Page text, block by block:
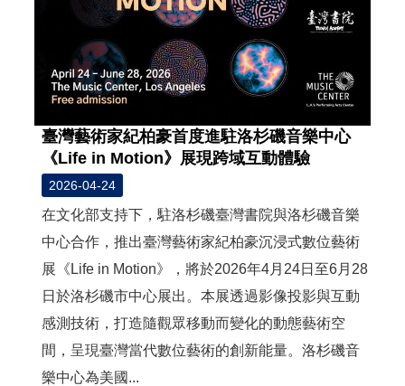
臺灣藝術家紀柏豪首度進駐洛杉磯音樂中心
《Life in Motion》展現跨域互動體驗
2026-04-24
在文化部支持下，駐洛杉磯臺灣書院與洛杉磯音樂
中心合作，推出臺灣藝術家紀柏豪沉浸式數位藝術
展《Life in Motion》，將於2026年4月24日至6月28
日於洛杉磯市中心展出。本展透過影像投影與互動
感測技術，打造隨觀眾移動而變化的動態藝術空
間，呈現臺灣當代數位藝術的創新能量。洛杉磯音
樂中心為美國...